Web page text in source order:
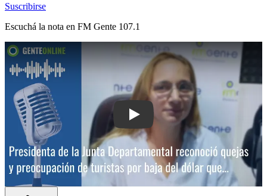
Suscribirse
Escuchá la nota en FM Gente 107.1
Play: Presidenta de la Junta